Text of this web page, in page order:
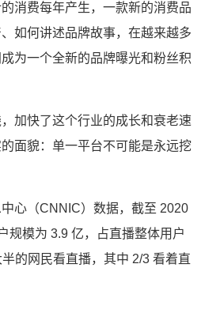
消费每年产生，一款新的消费品
如何讲述品牌故事，在越来越多
为一个全新的品牌曝光和粉丝积
加快了这个行业的成长和衰老速
面貌：单一平台不可能是永远挖
心（CNNIC）数据，截至 2020
规模为 3.9 亿，占直播整体用户
的网民看直播，其中 2/3 看着直